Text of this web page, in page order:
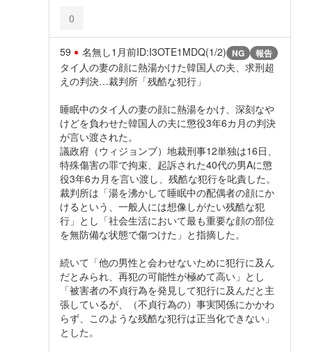
0
59 名無し1月前ID:I3OTE1MDQ(1/2) NG 報告
タイ人の妻の顔に熱湯かけた韓国人の夫、求刑超
えの判決…裁判所「残酷な犯行」
睡眠中のタイ人の妻の顔に熱湯をかけ、深刻なや
けどを負わせた韓国人の夫に懲役3年6カ月の判決
が言い渡された。
議政府（ウィジョンブ）地裁刑事12単独は16日、
特殊傷害の罪で拘束、起訴された40代の男Aに懲
役3年6カ月を言い渡し、残酷な犯行を叱責した。
裁判所は「湯を沸かして睡眠中の配偶者の顔にか
けるという、一般人には想像しがたい残酷な犯
行」とし「社会生活において最も重要な顔の部位
を無防備な状態で傷つけた」と指摘した。
続いて「他の男性と会わせないために犯行に及ん
だとみられ、再犯の可能性が極めて高い」とし
「被害者の不貞行為を発見して犯行に及んだと主
張しているが、（不貞行為の）事実関係にかかわ
らず、このような残酷な犯行は正当化できない」
とした。